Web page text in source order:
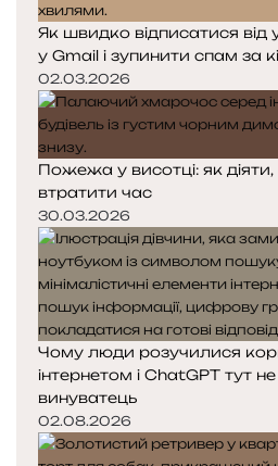
Як швидко відписатися від
у Gmail і зупинити спам за
02.03.2026
Пожежа у висотці: як
втратити час
30.03.2026
Чому люди розучилися
інтернетом і ChatGPT тут
винуватець
02.08.2026